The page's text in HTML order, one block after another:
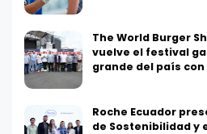
The World Burger
vuelve el festival
grande del país
Roche Ecuador
de Sostenibilidad y